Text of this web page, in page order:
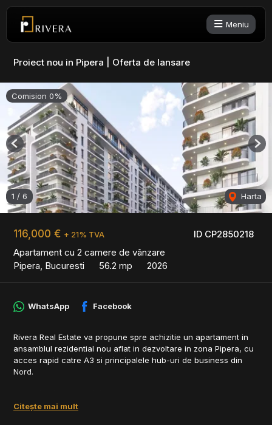
Meniu
Proiect nou in Pipera | Oferta de lansare
ID CP2850218
116,000 € + 21% TVA
Apartament cu 2 camere de vânzare
Pipera, Bucuresti
56.2 mp 2026
Comision 0%
1 / 6 Harta
Previous
WhatsApp Facebook
Rivera Real Estate va propune spre achizitie un apartament in
ansamblul rezidential nou aflat in dezvoltare in zona Pipera, cu
acces rapid catre A3 si principalele hub-uri de business din
Nord.
- Comunitate moderna, orientata spre confort si eficienta
Citește mai mult